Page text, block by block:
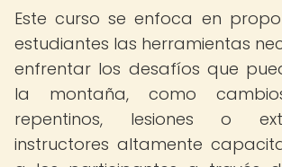
Este curso se enfoca en
estudiantes las herramientas
enfrentar los desafíos que
la montaña, como
repentinos, lesiones o
instructores altamente